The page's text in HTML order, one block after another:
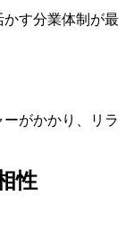
かす分業体制 が最
ーがかかり リ ラ
性